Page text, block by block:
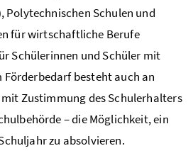
Polytechnischen Schulen und
für wirtschaftliche Berufe
Schülerinnen und Schüler mit
besteht auch an
Zustimmung des Schulerhalters
– die Möglichkeit, ein
zu absolvieren.